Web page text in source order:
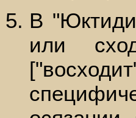
В
или